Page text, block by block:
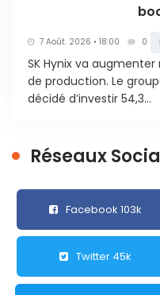
7 Août. 2026 • 18:00 0
SK Hynix va
de production. Le
décidé d’investir 54,3...
Réseaux
Facebook 103k
Twitter 45k